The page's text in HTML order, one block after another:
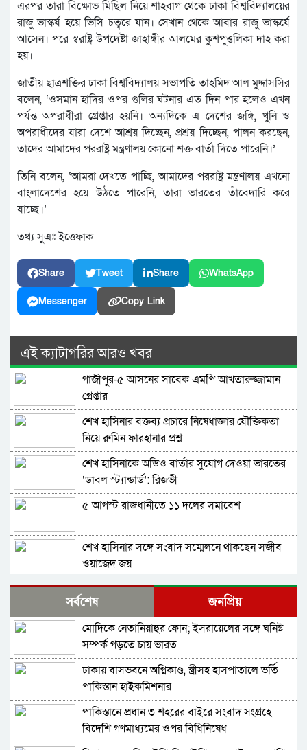
এরপর তারা বিক্ষোভ মিছিল নিয়ে শাহবাগ থেকে ঢাকা বিশ্ববিদ্যালয়ের
রাজু ভাস্কর্য হয়ে ভিসি চত্বরে যান। সেখান থেকে আবার রাজু ভাস্কর্যে
আসেন। পরে স্বরাষ্ট্র উপদেষ্টা জাহাঙ্গীর আলমের কুশপুত্তলিকা দাহ করা
হয়।
জাতীয় ছাত্রশক্তির ঢাকা বিশ্ববিদ্যালয় সভাপতি তাহমিদ আল মুদ্দাসসির
বলেন, ‘ওসমান হাদির ওপর গুলির ঘটনার এত দিন পার হলেও এখন
পর্যন্ত অপরাধীরা গ্রেপ্তার হয়নি। অন্যদিকে এ দেশের জঙ্গি, খুনি ও
অপরাধীদের যারা দেশে আশ্রয় দিচ্ছেন, প্রশ্রয় দিচ্ছেন, পালন করছেন,
তাদের আমাদের পররাষ্ট্র মন্ত্রণালয় কোনো শক্ত বার্তা দিতে পারেনি।’
তিনি বলেন, ‘আমরা দেখতে পাচ্ছি, আমাদের পররাষ্ট্র মন্ত্রণালয় এখনো
বাংলাদেশের হয়ে উঠতে পারেনি, তারা ভারতের তাঁবেদারি করে
যাচ্ছে।’
তথ্য সুএঃ ইত্তেফাক
Share Tweet Share WhatsApp
Messenger Copy Link
এই ক্যাটাগরির আরও খবর
গাজীপুর-৫ আসনের সাবেক এমপি আখতারুজ্জামান
গ্রেপ্তার
শেখ হাসিনার বক্তব্য প্রচারে নিষেধাজ্ঞার যৌক্তিকতা
নিয়ে রুমিন ফারহানার প্রশ্ন
শেখ হাসিনাকে অডিও বার্তার সুযোগ দেওয়া ভারতের
‘ডাবল স্ট্যান্ডার্ড’: রিজভী
৫ আগস্ট রাজধানীতে ১১ দলের সমাবেশ
শেখ হাসিনার সঙ্গে সংবাদ সম্মেলনে থাকছেন সজীব
ওয়াজেদ জয়
ক্ষমতাচ্যুতির দুই বছর: ৫ অগাস্ট ‘ভার্চুয়ালি সামনে
আসছেন’ হাসিনা
দুবাইয়ের কারাগার থেকে জামিনে মুক্তি পেয়েছেন
বেনজীর
১১ দলের লিয়াজোঁ কমিটির বৈঠক, ৫ আগস্ট সমাবেশ
হাতকড়া আমাদের কাছে নববধূর চুড়ির মতো: কাদের
সিদ্দিকী
সর্বশেষ জনপ্রিয়
মোদিকে নেতানিয়াহুর ফোন; ইসরায়েলের সঙ্গে ঘনিষ্ট
সম্পর্ক গড়তে চায় ভারত
ঢাকায় বাসভবনে অগ্নিকাণ্ড, স্ত্রীসহ হাসপাতালে ভর্তি
পাকিস্তান হাইকমিশনার
পাকিস্তানে প্রধান ৩ শহরের বাইরে সংবাদ সংগ্রহে
বিদেশি গণমাধ্যমের ওপর বিধিনিষেধ